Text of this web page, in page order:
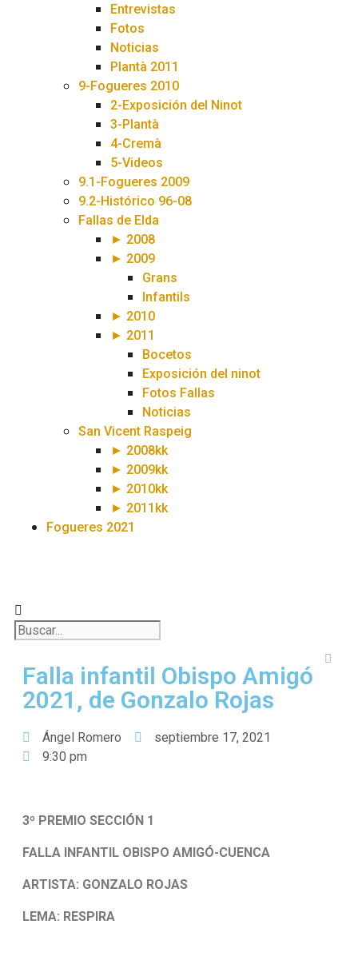
Entrevistas
Fotos
Noticias
Plantà 2011
9-Fogueres 2010
2-Exposición del Ninot
3-Plantà
4-Cremà
5-Videos
9.1-Fogueres 2009
9.2-Histórico 96-08
Fallas de Elda
► 2008
► 2009
Grans
Infantils
► 2010
► 2011
Bocetos
Exposición del ninot
Fotos Fallas
Noticias
San Vicent Raspeig
► 2008kk
► 2009kk
► 2010kk
► 2011kk
Fogueres 2021
Falla infantil Obispo Amigó
2021, de Gonzalo Rojas
Ángel Romero
septiembre 17, 2021
9:30 pm
3º PREMIO SECCIÓN 1
FALLA INFANTIL OBISPO AMIGÓ-CUENCA
ARTISTA: GONZALO ROJAS
LEMA: RESPIRA